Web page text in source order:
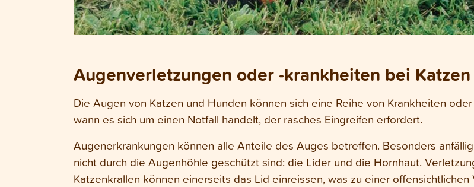
Augenverletzungen oder -krankheiten bei
Die Augen von Katzen und Hunden können sich eine Reihe von Krankheiten
wann es sich um einen Notfall handelt, der rasches Eingreifen erfordert.
Augenerkrankungen können alle Anteile des Auges betreffen. Besonders
nicht durch die Augenhöhle geschützt sind: die Lider und die Hornhaut.
Katzenkrallen können einerseits das Lid einreissen, was zu einer